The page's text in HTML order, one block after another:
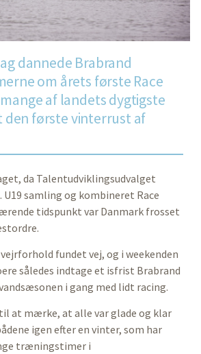
dannede Brabrand
om årets første Race
af landets dygtigste
den første vinterrust af
da Talentudviklingsudvalget
samling og kombineret Race
tidspunkt var Danmark frosset
fundet vej, og i weekenden
således indtage et isfrist Brabrand
i gang med lidt racing.
at mærke, at alle var glade og klar
igen efter en vinter, som har
træningstimer i